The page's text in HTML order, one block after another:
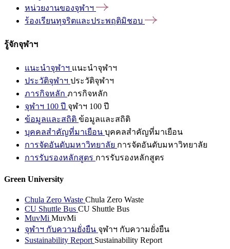
หน่วยงานของจุฬาฯ
ร้องเรียนทุจริตและประพฤติมิชอบ
รู้จักจุฬาฯ
แนะนำจุฬาฯ แนะนำจุฬาฯ
ประวัติจุฬาฯ ประวัติจุฬาฯ
ภารกิจหลัก ภารกิจหลัก
จุฬาฯ 100 ปี จุฬาฯ 100 ปี
ข้อมูลและสถิติ ข้อมูลและสถิติ
บุคคลสำคัญที่มาเยือน บุคคลสำคัญที่มาเยือน
การจัดอันดับมหาวิทยาลัย การจัดอันดับมหาวิทยาลัย
การรับรองหลักสูตร การรับรองหลักสูตร
Green University
Chula Zero Waste Chula Zero Waste
CU Shuttle Bus CU Shuttle Bus
MuvMi MuvMi
จุฬาฯ กับความยั่งยืน จุฬาฯ กับความยั่งยืน
Sustainability Report Sustainability Report